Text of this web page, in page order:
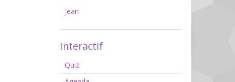
Jean
Interactif
Quiz